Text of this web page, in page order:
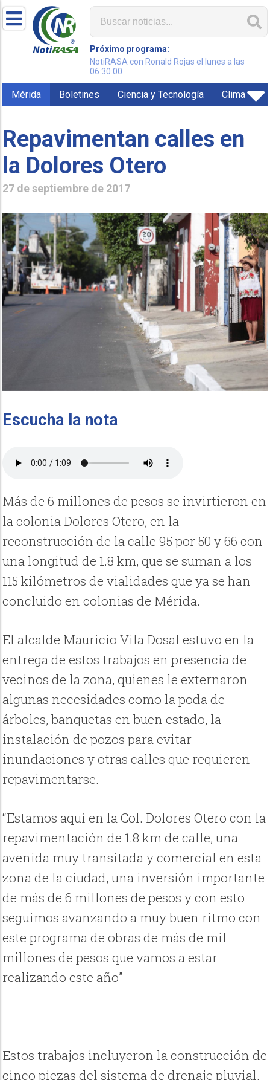
Próximo programa:
NotiRASA con Ronald Rojas el lunes a las
06:30:00
Mérida Boletines Ciencia y Tecnología Clima
Repavimentan calles en
la Dolores Otero
27 de septiembre de 2017
Escucha la nota
Más de 6 millones de pesos se invirtieron en
la colonia Dolores Otero, en la
reconstrucción de la calle 95 por 50 y 66 con
una longitud de 1.8 km, que se suman a los
115 kilómetros de vialidades que ya se han
concluido en colonias de Mérida.
El alcalde Mauricio Vila Dosal estuvo en la
entrega de estos trabajos en presencia de
vecinos de la zona, quienes le externaron
algunas necesidades como la poda de
árboles, banquetas en buen estado, la
instalación de pozos para evitar
inundaciones y otras calles que requieren
repavimentarse.
“Estamos aquí en la Col. Dolores Otero con la
repavimentación de 1.8 km de calle, una
avenida muy transitada y comercial en esta
zona de la ciudad, una inversión importante
de más de 6 millones de pesos y con esto
seguimos avanzando a muy buen ritmo con
este programa de obras de más de mil
millones de pesos que vamos a estar
realizando este año”
Estos trabajos incluyeron la construcción de
cinco piezas del sistema de drenaje pluvial,